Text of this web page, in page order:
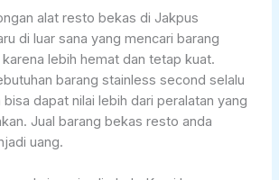
alat resto bekas di Jakpus
di luar sana yang mencari barang
lebih hemat dan tetap kuat.
barang stainless second selalu
dapat nilai lebih dari peralatan yang
Jual barang bekas resto anda
uang.